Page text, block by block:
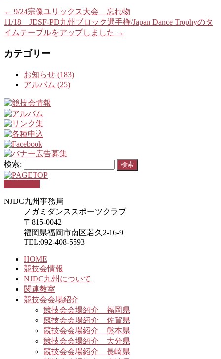
← 9/24宗像ユリックス大会 忘れ物
11/18 JDSF-PD九州ブロック選手権/Japan Dance Trophyのタ
イムテーブルをアップしました →
カテゴリー
お知らせ (183)
アルバム (25)
検索:
NJDC九州事務局
ノガミダンススポーツクラブ
〒815-0042
福岡県福岡市南区若久2-16-9
TEL:092-408-5593
HOME
競技会情報
NJDC九州について
関連教室
競技会会場紹介
競技会会場紹介 福岡県
競技会会場紹介 佐賀県
競技会会場紹介 熊本県
競技会会場紹介 大分県
競技会会場紹介 長崎県